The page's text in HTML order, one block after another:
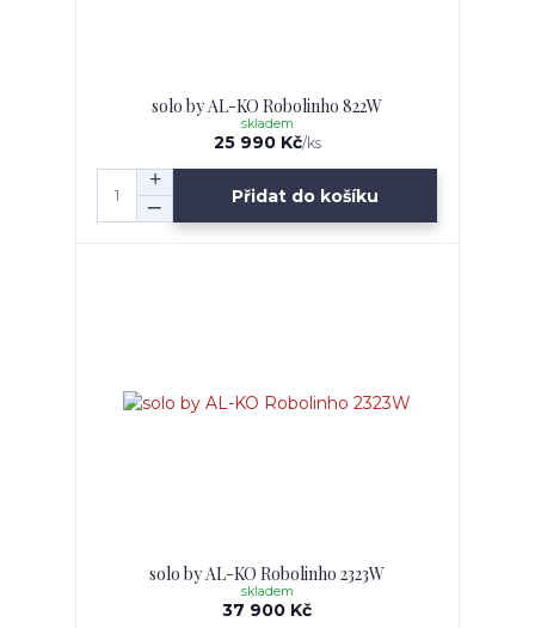
solo by AL-KO Robolinho 822W
25 990 Kč/ks
skladem
Přidat do košíku
solo by AL-KO Robolinho 2323W
37 900 Kč
skladem